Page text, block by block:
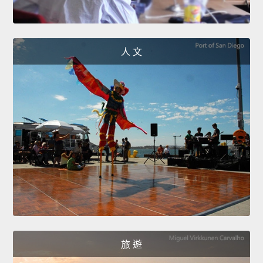
人 文
旅 遊